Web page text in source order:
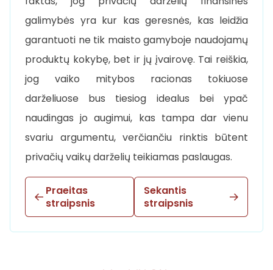
galimybės yra kur kas geresnės, kas leidžia
garantuoti ne tik maisto gamyboje naudojamų
produktų kokybę, bet ir jų įvairovę. Tai reiškia,
jog vaiko mitybos racionas tokiuose
darželiuose bus tiesiog idealus bei ypač
naudingas jo augimui, kas tampa dar vienu
svariu argumentu, verčiančiu rinktis būtent
privačių vaikų darželių teikiamas paslaugas.
Praeitas
straipsnis
Sekantis
straipsnis